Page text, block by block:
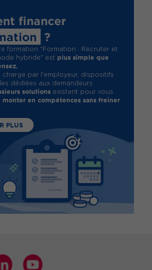
financer
?
formation "Formation : Recruter et
hybride" est plus simple que
charge par l'employeur, dispositifs
dédiées aux demandeurs
solutionsexistent pour vous
monter en compétences sans freiner
PLUS